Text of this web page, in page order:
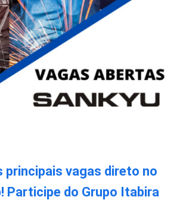
principais vagas direto no
Participe do Grupo Itabira